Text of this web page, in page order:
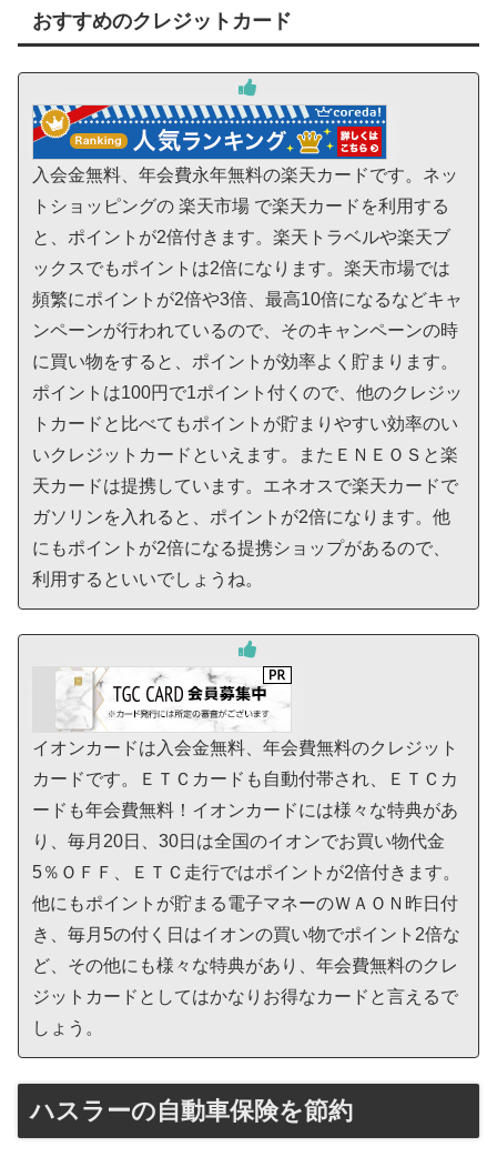
おすすめのクレジットカード
入会金無料、年会費永年無料の楽天カードです。ネッ
トショッピングの 楽天市場 で楽天カードを利用する
と、ポイントが2倍付きます。楽天トラベルや楽天ブ
ックスでもポイントは2倍になります。楽天市場では
頻繁にポイントが2倍や3倍、最高10倍になるなどキャ
ンペーンが行われているので、そのキャンペーンの時
に買い物をすると、ポイントが効率よく貯まります。
ポイントは100円で1ポイント付くので、他のクレジッ
トカードと比べてもポイントが貯まりやすい効率のい
いクレジットカードといえます。またＥＮＥＯＳと楽
天カードは提携しています。エネオスで楽天カードで
ガソリンを入れると、ポイントが2倍になります。他
にもポイントが2倍になる提携ショップがあるので、
利用するといいでしょうね。
イオンカードは入会金無料、年会費無料のクレジット
カードです。ＥＴＣカードも自動付帯され、ＥＴＣカ
ードも年会費無料！イオンカードには様々な特典があ
り、毎月20日、30日は全国のイオンでお買い物代金
5％ＯＦＦ、ＥＴＣ走行ではポイントが2倍付きます。
他にもポイントが貯まる電子マネーのＷＡＯＮ昨日付
き、毎月5の付く日はイオンの買い物でポイント2倍な
ど、その他にも様々な特典があり、年会費無料のクレ
ジットカードとしてはかなりお得なカードと言えるで
しょう。
ハスラーの自動車保険を節約